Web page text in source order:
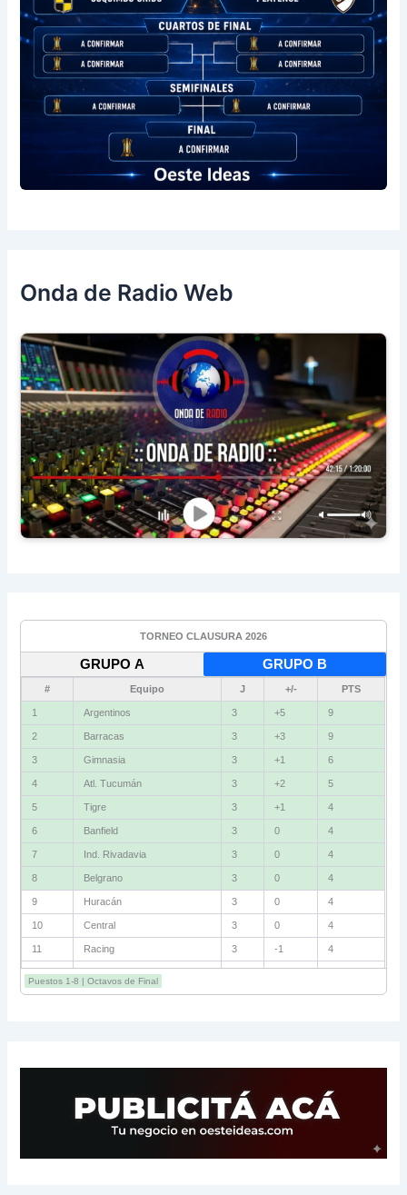
Onda de Radio Web
TORNEO CLAUSURA 2026
GRUPO A GRUPO B
# Equipo J +/- PTS
1 Vélez 3 +4 9
2 Independiente 3 +2 6
3 Gimnasia (M) 3 +2 6
4 Instituto 3 +1 6
5 Newell's 3 0 4
6 Unión 3 -1 4
7 Boca 3 -2 4
8 Defensa 3 -2 4
9 Talleres 3 +1 3
10 Riestra 3 +1 3
11 Estudiantes 3 0 3
12 Lanús 3 -1 3
13 San Lorenzo 3 -1 3
Puestos 1-8 | Octavos de Final